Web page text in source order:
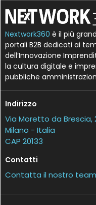
Nextwork360 è il più
portali B2B dedicati ai
dell’Innovazione
la cultura digitale e
pubbliche
Indirizzo
Via Moretto da Brescia,
Milano - Italia
CAP 20133
Contatti
Contatta il nostro